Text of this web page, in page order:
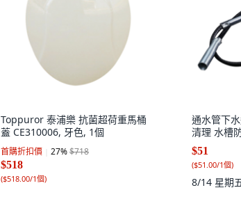
Toppuror 泰浦樂 抗菌超荷重馬桶
蓋 CE310006, 牙色, 1個
首購折扣價 27%$718
$518
($518.00/1個)
通水管下
清理 水槽
$51
($51.00/1個)
8/14 星期